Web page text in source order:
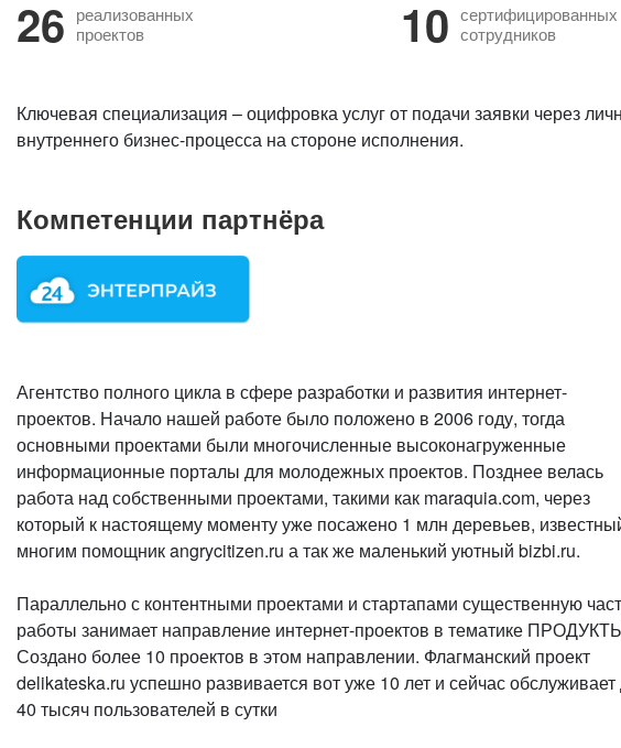
26 реализованных
проектов
10 сертифицированных
сотрудников
Ключевая специализация – оцифровка услуг от подачи заявки через
внутреннего бизнес-процесса на стороне исполнения.
Компетенции партнёра
Агентство полного цикла в сфере разработки и развития интернет-
проектов. Начало нашей работе было положено в 2006 году, тогда
основными проектами были многочисленные высоконагруженные
информационные порталы для молодежных проектов. Позднее велась
работа над собственными проектами, такими как maraquia.com, через
который к настоящему моменту уже посажено 1 млн деревьев,
многим помощник angrycitizen.ru а так же маленький уютный bizbi.ru.
Параллельно с контентными проектами и стартапами существенную
работы занимает направление интернет-проектов в тематике
Создано более 10 проектов в этом направлении. Флагманский проект
delikateska.ru успешно развивается вот уже 10 лет и сейчас обслуживает
40 тысяч пользователей в сутки